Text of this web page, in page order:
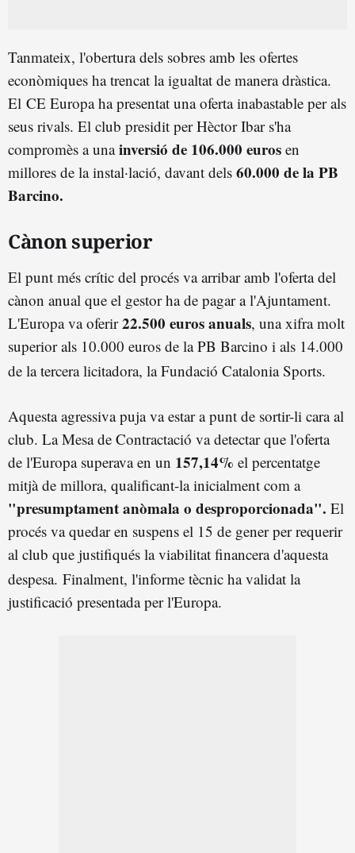
Tanmateix, l'obertura dels sobres amb les ofertes
econòmiques ha trencat la igualtat de manera dràstica.
El CE Europa ha presentat una oferta inabastable per als
seus rivals. El club presidit per Hèctor Ibar s'ha
compromès a unainversió de 106.000 euros en
millores de la instal·lació, davant dels 60.000 de la PB
Barcino.
Cànon superior
El punt més crític del procés va arribar amb l'oferta del
cànon anual que el gestor ha de pagar a l'Ajuntament.
L'Europa va oferir22.500 euros anuals, una xifra molt
superior als 10.000 euros de la PB Barcino i als 14.000
de la tercera licitadora, la Fundació Catalonia Sports.
Aquesta agressiva puja va estar a punt de sortir-li cara al
club. La Mesa de Contractació va detectar que l'oferta
de l'Europa superava en un 157,14% el percentatge
mitjà de millora, qualificant-la inicialment com a
"presumptament anòmala o desproporcionada". El
procés va quedar en suspens el 15 de gener per requerir
al club que justifiqués la viabilitat financera d'aquesta
despesa. Finalment, l'informe tècnic ha validat la
justificació presentada per l'Europa.